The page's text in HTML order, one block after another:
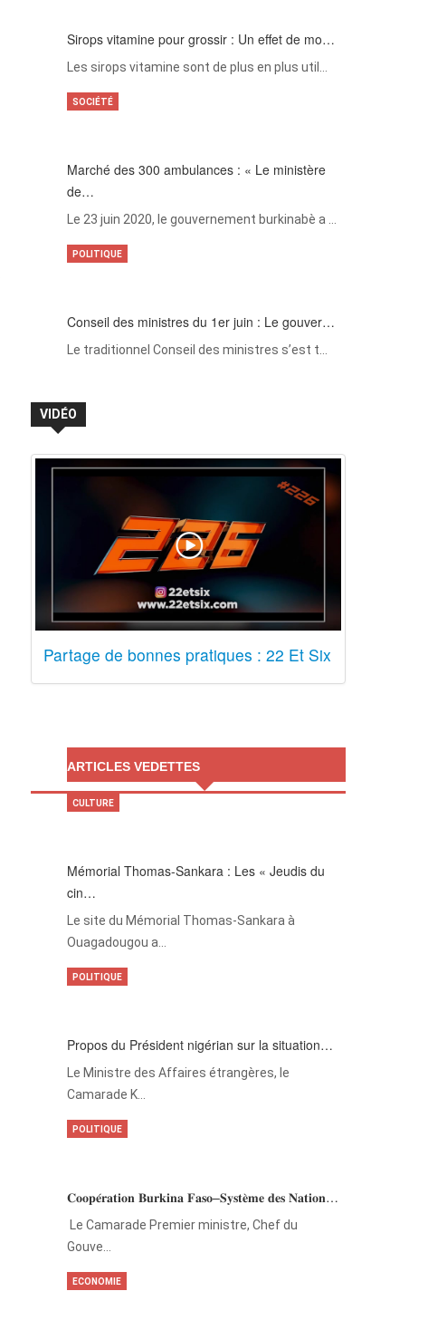
Sirops vitamine pour grossir : Un effet de mo…
Les sirops vitamine sont de plus en plus util…
Marché des 300 ambulances : « Le ministère
de…
Le 23 juin 2020, le gouvernement burkinabè a …
SOCIÉTÉ
Conseil des ministres du 1er juin : Le gouver…
Le traditionnel Conseil des ministres s’est t…
POLITIQUE
VIDÉO
Partage de bonnes pratiques : 22 Et Six
ARTICLES VEDETTES
Mémorial Thomas-Sankara : Les « Jeudis du
cin…
Le site du Mémorial Thomas-Sankara à
Ouagadougou a…
CULTURE
Propos du Président nigérian sur la situation…
Le Ministre des Affaires étrangères, le
Camarade K…
POLITIQUE
𝐂𝐨𝐨𝐩𝐞́𝐫𝐚𝐭𝐢𝐨𝐧 𝐁𝐮𝐫𝐤𝐢𝐧𝐚 𝐅𝐚𝐬𝐨–𝐒𝐲𝐬𝐭𝐞̀𝐦𝐞 𝐝𝐞𝐬 𝐍𝐚𝐭𝐢𝐨𝐧…
‎Le Camarade Premier ministre, Chef du
Gouve…
POLITIQUE
ECONOMIE